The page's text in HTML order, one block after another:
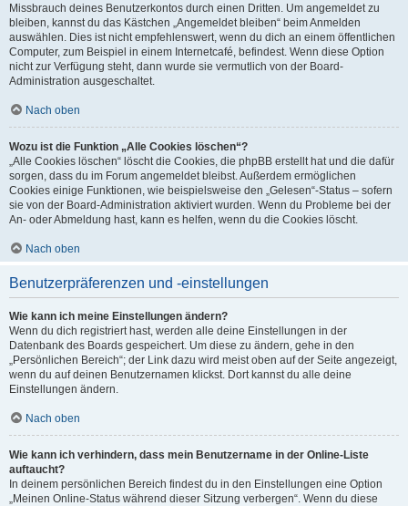
Missbrauch deines Benutzerkontos durch einen Dritten. Um angemeldet zu
bleiben, kannst du das Kästchen „Angemeldet bleiben“ beim Anmelden
auswählen. Dies ist nicht empfehlenswert, wenn du dich an einem öffentlichen
Computer, zum Beispiel in einem Internetcafé, befindest. Wenn diese Option
nicht zur Verfügung steht, dann wurde sie vermutlich von der Board-
Administration ausgeschaltet.
Nach oben
Wozu ist die Funktion „Alle Cookies löschen“?
„Alle Cookies löschen“ löscht die Cookies, die phpBB erstellt hat und die dafür
sorgen, dass du im Forum angemeldet bleibst. Außerdem ermöglichen
Cookies einige Funktionen, wie beispielsweise den „Gelesen“-Status – sofern
sie von der Board-Administration aktiviert wurden. Wenn du Probleme bei der
An- oder Abmeldung hast, kann es helfen, wenn du die Cookies löscht.
Nach oben
Benutzerpräferenzen und -einstellungen
Wie kann ich meine Einstellungen ändern?
Wenn du dich registriert hast, werden alle deine Einstellungen in der
Datenbank des Boards gespeichert. Um diese zu ändern, gehe in den
„Persönlichen Bereich“; der Link dazu wird meist oben auf der Seite angezeigt,
wenn du auf deinen Benutzernamen klickst. Dort kannst du alle deine
Einstellungen ändern.
Nach oben
Wie kann ich verhindern, dass mein Benutzername in der Online-Liste
auftaucht?
In deinem persönlichen Bereich findest du in den Einstellungen eine Option
„Meinen Online-Status während dieser Sitzung verbergen“. Wenn du diese